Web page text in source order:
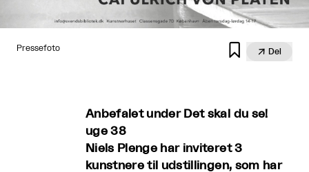
Pressefoto   Del
Anbefalet under Det skal du se!
uge 38
Niels Plenge har inviteret 3
kunstnere til udstillingen, som har